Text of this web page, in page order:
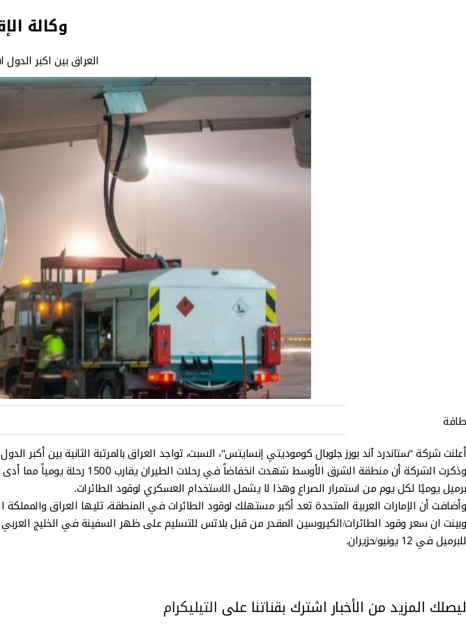
وكالة
العراق بين اكبر
طاقة
أعلنت شركة "ستاندرد آند بورز جلوبال كوموديتي إنسايتس"، السبت، تواجد العراق بالمرتبة الثانية بين أكبر
برميل يوميًا لكل يوم من استمرار الصراع وهذا لا يشمل الاستخدام العسكري لوقود الطائرات.
وأضافت أن الإمارات العربية المتحدة تعد أكبر مستهلك لوقود الطائرات في المنطقة، تليها العراق والمملكة
للبرميل في 12 يونيو/حزيران.
ليصلك المزيد من الأخبار اشترك بقناتنا على التيليكرام